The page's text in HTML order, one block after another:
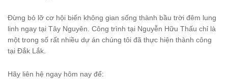
Đừng bỏ lỡ cơ hội biến không gian sống thành bầu trời đêm lung
linh ngay tại Tây Nguyên. Công trình tại Nguyễn Hữu Thấu chỉ là
một trong số rất nhiều dự án chúng tôi đã thực hiện thành công
tại Đắk Lắk.
Hãy liên hệ ngay hôm nay để: